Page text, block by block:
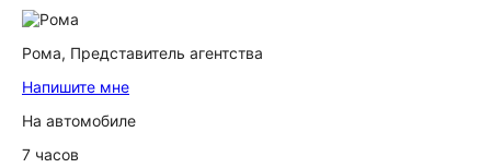
Рома, Представитель агентства
Напишите мне
На автомобиле
7 часов